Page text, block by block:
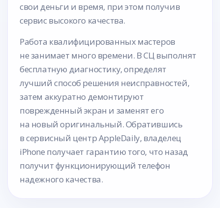
свои деньги и время, при этом получив
сервис высокого качества.
Работа квалифицированных мастеров
не занимает много времени. В СЦ выполнят
бесплатную диагностику, определят
лучший способ решения неисправностей,
затем аккуратно демонтируют
поврежденный экран и заменят его
на новый оригинальный. Обратившись
в сервисный центр AppleDaily, владелец
iPhone получает гарантию того, что назад
получит функционирующий телефон
надежного качества.